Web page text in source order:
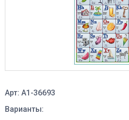
Арт: A1-36693
Варианты: